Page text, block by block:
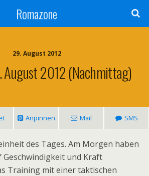
Romazone
29. August 2012
2012 (Nachmittag)
Anpinnen Mail SMS
des Tages. Am Morgen haben
Geschwindigkeit und Kraft
Training mit einer taktischen